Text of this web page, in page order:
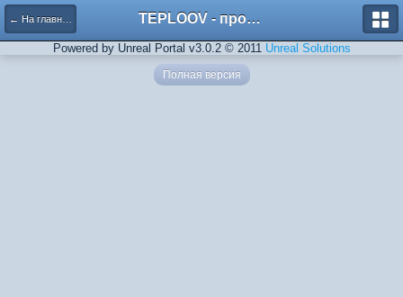
← На главную TEPLOOV - программный комплекс для расчёта систем отопления и вентиляции
Powered by Unreal Portal v3.0.2 © 2011 Unreal Solutions
Полная версия